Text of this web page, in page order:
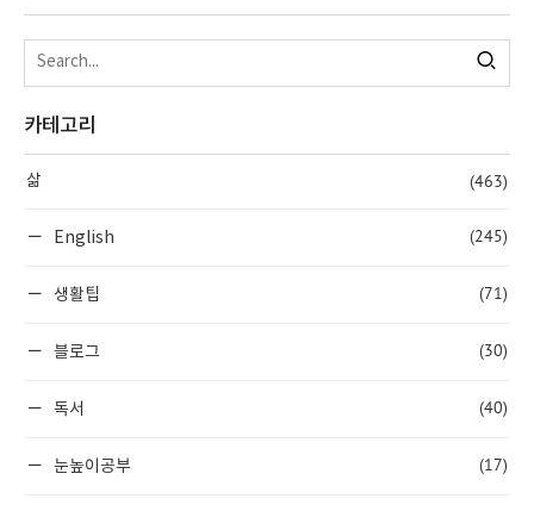
카테고리
삶 (463)
English (245)
생활팁 (71)
블로그 (30)
독서 (40)
눈높이공부 (17)